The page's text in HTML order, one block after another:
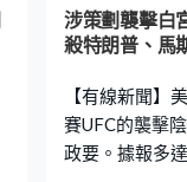
宴，為期兩天
涉策劃襲擊
殺特朗普、馬
【有線新聞】
賽UFC的襲擊
政要。據報多